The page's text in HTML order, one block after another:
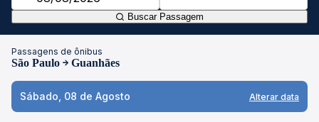
Buscar Passagem
Passagens de ônibus
São Paulo Guanhães
Sábado, 08 de Agosto Alterar data